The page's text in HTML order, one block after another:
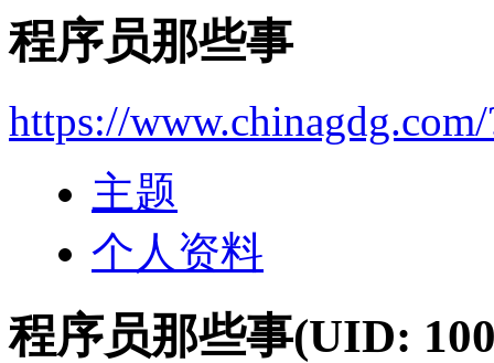
程序员那些事
https://
主题
个人资料
程序员那些事(UID: